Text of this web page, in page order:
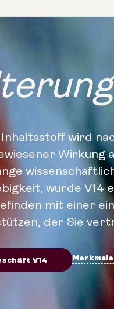
wird
Wirkung
wurde V14
mit einer
der Sie
V14